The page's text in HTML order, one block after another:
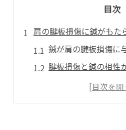
目次
肩の腱板損傷に鍼がもた
鍼が肩の腱板損傷に
腱板損傷と鍼の相性
肩の悩みを和らげる
鍼で得られる肩のサ